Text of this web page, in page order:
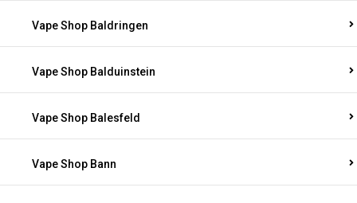
Vape Shop Baldringen
Vape Shop Balduinstein
Vape Shop Balesfeld
Vape Shop Bann